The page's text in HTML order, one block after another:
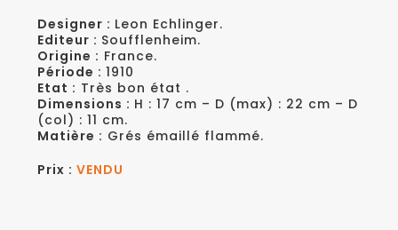
Designer : Leon Echlinger.
Editeur : Soufflenheim.
Origine : France.
Période :1910
Etat : Très bon état .
Dimensions : H : 17 cm – D (max) : 22 cm – D
(col) : 11 cm.
Matière : Grés émaillé flammé.
Prix :VENDU